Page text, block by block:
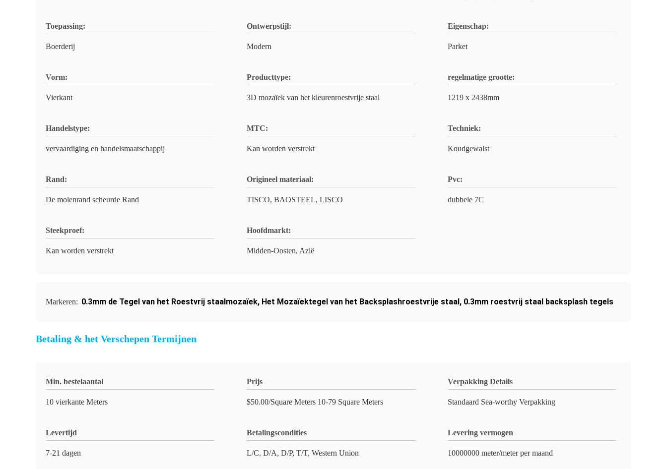
Toepassing:
Boerderij
Ontwerpstijl:
Modern
Eigenschap:
Parket
Vorm:
Vierkant
Producttype:
3D mozaïek van het kleurenroestvrije staal
regelmatige grootte:
1219 x 2438mm
Handelstype:
vervaardiging en handelsmaatschappij
MTC:
Kan worden verstrekt
Techniek:
Koudgewalst
Rand:
De molenrand scheurde Rand
Origineel materiaal:
TISCO, BAOSTEEL, LISCO
Pvc:
dubbele 7C
Steekproef:
Kan worden verstrekt
Hoofdmarkt:
Midden-Oosten, Azië
Markeren: 0.3mm de Tegel van het Roestvrij staalmozaïek, Het Mozaïektegel van het Backsplashroestvrije staal, 0.3mm roestvrij staal backsplash tegels
Betaling & het Verschepen Termijnen
Min. bestelaantal
10 vierkante Meters
Prijs
$50.00/Square Meters 10-79 Square Meters
Verpakking Details
Standaard Sea-worthy Verpakking
Levertijd
7-21 dagen
Betalingscondities
L/C, D/A, D/P, T/T, Western Union
Levering vermogen
10000000 meter/meter per maand